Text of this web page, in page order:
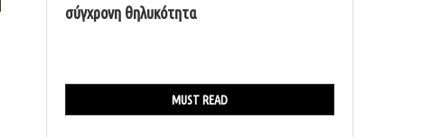
σύγχρονη θηλυκότητα
MUST READ